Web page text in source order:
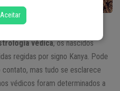
como um signo entre
védica, os nascidos
regidas por signo Kanya. Pode
mas tudo se esclarece
védicos foram determinados a
Aceitar